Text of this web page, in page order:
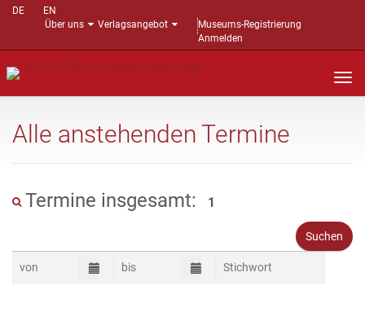
DE
EN
Über uns
Verlagsangebot
Museums-Registrierung
Anmelden
Alle anstehenden Termine
Termine insgesamt: 1